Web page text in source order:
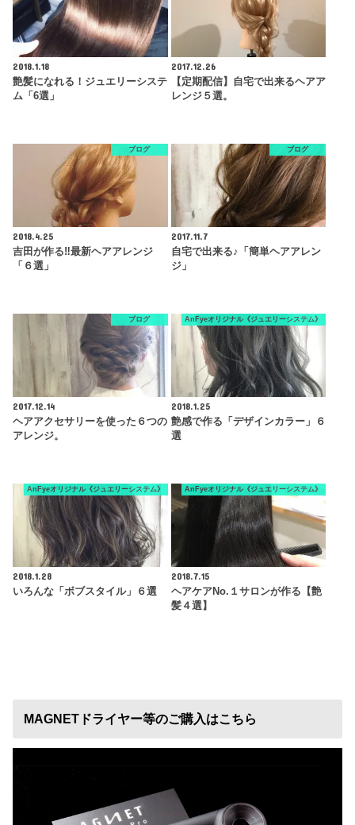
2018.1.18
艶髪になれる！ジュエリーシステ
ム「6選」
2017.12.26
【定期配信】自宅で出来るヘアア
レンジ５選。
ブログ
2018.4.25
吉田が作る‼︎最新ヘアアレンジ
「６選」
ブログ
2017.11.7
自宅で出来る♪「簡単ヘアアレン
ジ」
ブログ
2017.12.14
ヘアアクセサリーを使った６つの
アレンジ。
AnFyeオリジナル《ジュエリーシステム》
2018.1.25
艶感で作る「デザインカラー」６
選
AnFyeオリジナル《ジュエリーシステム》
2018.1.28
いろんな「ボブスタイル」６選
AnFyeオリジナル《ジュエリーシステム》
2018.7.15
ヘアケアNo.１サロンが作る【艶
髪４選】
MAGNETドライヤー等のご購入はこちら